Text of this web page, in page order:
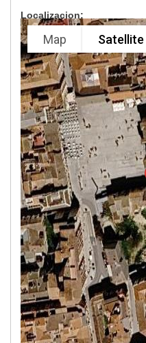
Localizacion:
Map Satellite